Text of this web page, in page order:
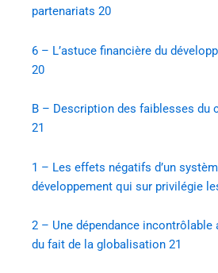
partenariats 20
6 – L’astuce financière du
20
B – Description des faiblesses du
21
1 – Les effets négatifs d’un
développement qui sur privilégie
2 – Une dépendance incontrôlable
du fait de la globalisation 21